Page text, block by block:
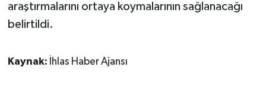
araştırmalarını ortaya koymalarının sağlanacağı
belirtildi.
Kaynak: İhlas Haber Ajansı